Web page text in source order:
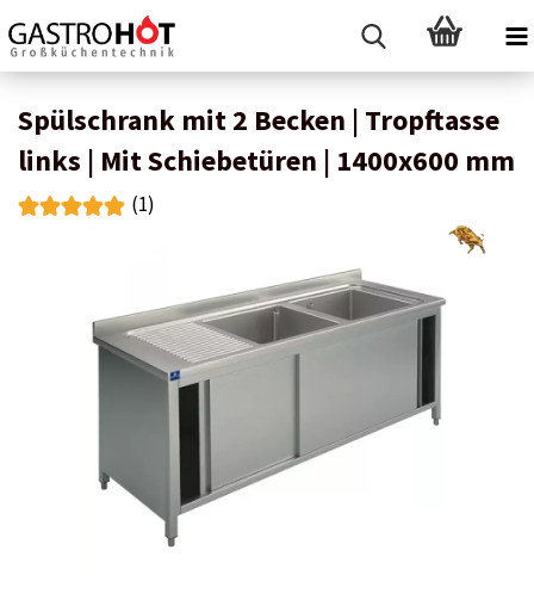
Spülschrank mit 2 Becken | Tropftasse
links | Mit Schiebetüren | 1400x600 mm
(1)